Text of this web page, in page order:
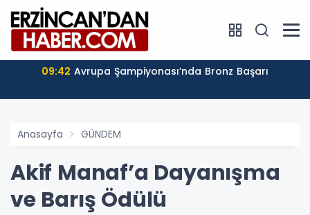
09:42 Avrupa Şampiyonası’nda Bronz Başarı
Anasayfa GÜNDEM
Akif Manaf’a Dayanışma
ve Barış Ödülü